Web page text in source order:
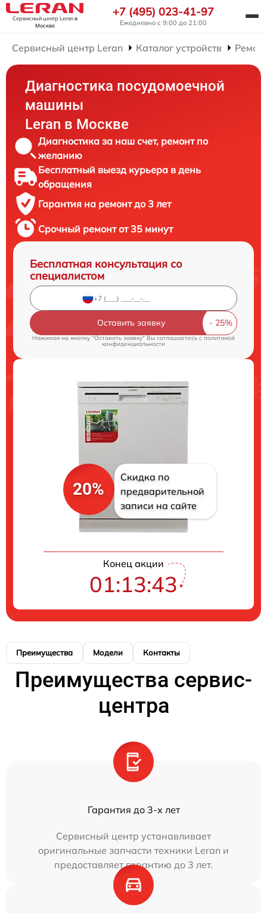
Сервисный центр Leranв
Москве
+7 (495) 023-41-97
Ежедневно с 9:00 до 21:00
Сервисный центр Leran Каталог устройств
Диагностика посудомоечной
машины
Leran в Москве
Диагностика за наш счет, ремонт по
желанию
Бесплатный выезд курьера в день
обращения
Гарантия на ремонт до 3 лет
Срочный ремонт от 35 минут
Бесплатная консультация со
специалистом
Оставить заявку
Нажимая на кнопку "Оставить заявку" Вы соглашаетесь c политикой
конфиденциальности
20%
Скидка по
предварительной
записи на сайте
Конец акции
01:13:43
Преимущества Модели Контакты
Преимущества сервис-
центра
Гарантия до 3-х лет
Сервисный центр устанавливает
оригинальные запчасти техники Leran и
предоставляет гарантию до 3 лет.